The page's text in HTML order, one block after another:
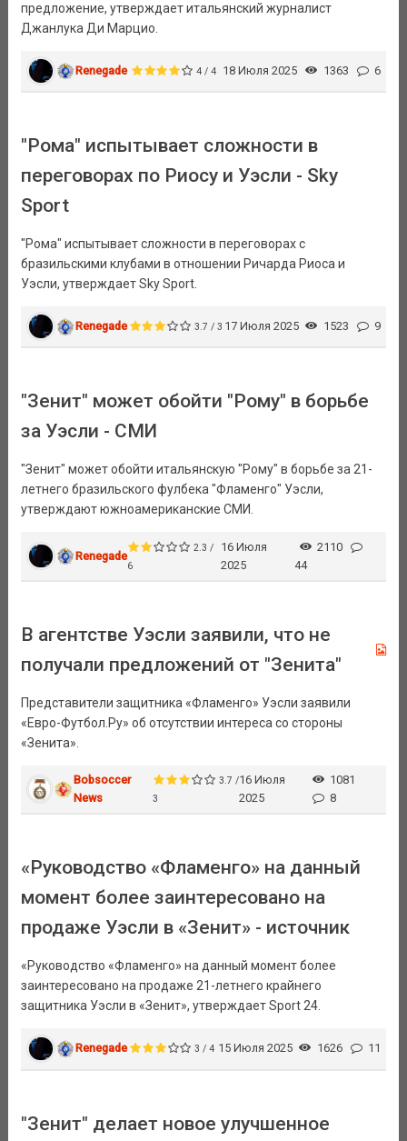
предложение, утверждает итальянский журналист
Джанлука Ди Марцио.
Renegade 4 / 4 18 Июля 2025 1363 6
"Рома" испытывает сложности в
переговорах по Риосу и Уэсли - Sky
Sport
"Рома" испытывает сложности в переговорах с
бразильскими клубами в отношении Ричарда Риоса и
Уэсли, утверждает Sky Sport.
Renegade 3.7 / 3 17 Июля 2025 1523 9
"Зенит" может обойти "Рому" в борьбе
за Уэсли - СМИ
"Зенит" может обойти итальянскую "Рому" в борьбе за 21-
летнего бразильского фулбека "Фламенго" Уэсли,
утверждают южноамериканские СМИ.
Renegade
2.3 /
6
16 Июля
2025
2110
44
В агентстве Уэсли заявили, что не
получали предложений от "Зенита"
Представители защитника «Фламенго» Уэсли заявили
«Евро-Футбол.Ру» об отсутствии интереса со стороны
«Зенита».
Bobsoccer
News
3.7 /
3
16 Июля
2025
1081
8
«Руководство «Фламенго» на данный
момент более заинтересовано на
продаже Уэсли в «Зенит» - источник
«Руководство «Фламенго» на данный момент более
заинтересовано на продаже 21-летнего крайнего
защитника Уэсли в «Зенит», утверждает Sport 24.
Renegade 3 / 4 15 Июля 2025 1626 11
"Зенит" делает новое улучшенное